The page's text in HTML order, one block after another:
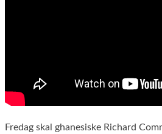
Fredag skal ghanesiske Richard